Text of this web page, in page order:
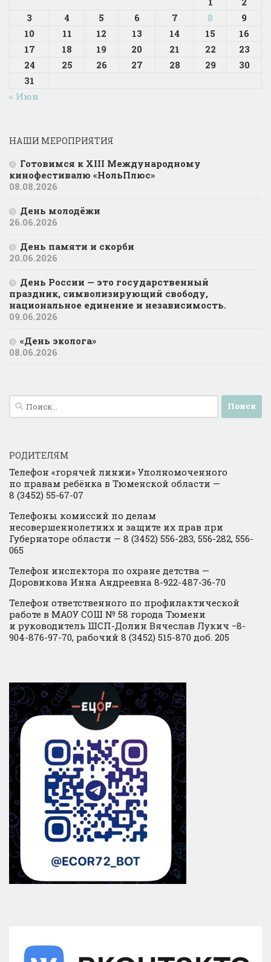
3
4 5 6 7 8
9
10
11 12 13 14 15
16
17
18 19 20 21 22
23
24
25 26 27 28 29
30
31
« Июн
НАШИ МЕРОПРИЯТИЯ
Готовимся к XIII Международному
кинофестивалю «НольПлюс»
08.08.2026
День молодёжи
26.06.2026
День памяти и скорби
20.06.2026
День России — это государственный
праздник, символизирующий свободу,
национальное единение и независимость.
09.06.2026
«День эколога»
08.06.2026
Найти:
РОДИТЕЛЯМ
Телефон «горячей линии» Уполномоченного
по правам ребёнка в Тюменской области —
8 (3452) 55-67-07
Телефоны комиссий по делам
несовершеннолетних и защите их прав при
Губернаторе области — 8 (3452) 556-283, 556-282, 556-
065
Телефон инспектора по охране детства —
Доровикова Инна Андреевна 8-922-487-36-70
Телефон ответственного по профилактической
работе в МАОУ СОШ № 58 города Тюмени
и руководитель ШСП-Долин Вячеслав Лукич −8-
904-876-97-70, рабочий 8 (3452) 515-870 доб. 205